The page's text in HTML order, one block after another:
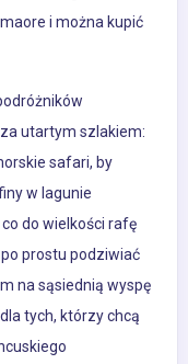
i można kupić
utartym szlakiem:
safari, by
w lagunie
do wielkości rafę
prostu podziwiać
na sąsiednią wyspę
tych, którzy chcą